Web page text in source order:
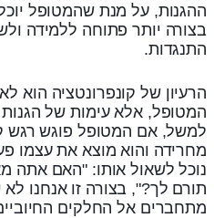
ההגנות, על מנת שהמטופל
בצורה יותר פתוחה ללמידה
התנגדות.
הרעיון של קונפרונטציה הוא
המטופל, אלא עימות של
למשל, אם המטופל פוגש רגש
מחרידה והוא מוצא את עצמו
נוכל לשאול אותו: "האם אתה
תורם לך?", בצורה זו אנחנו לא
מתחברים אל החלקים